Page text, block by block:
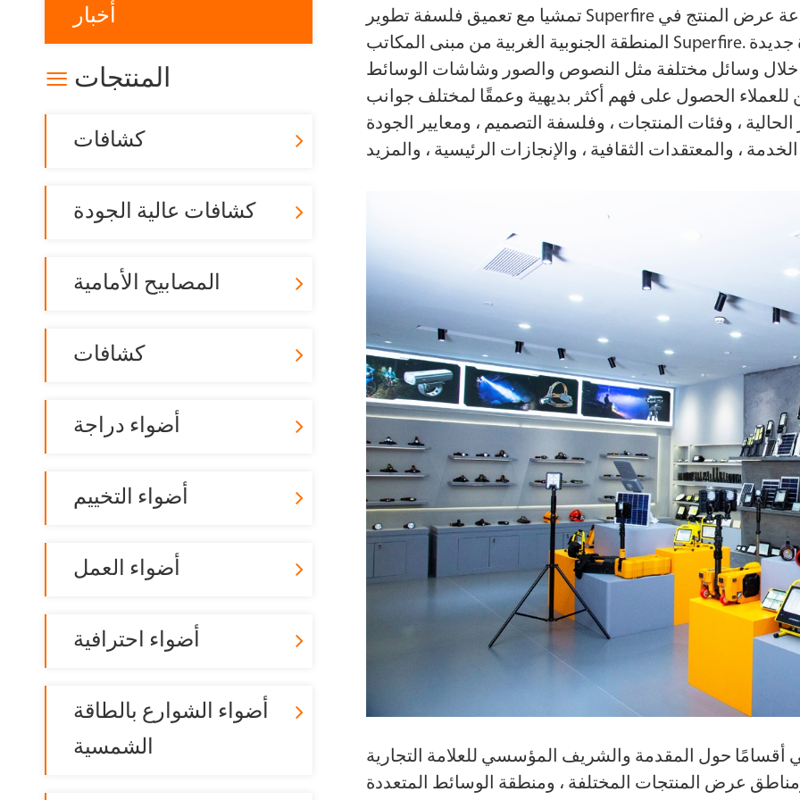
كشافات كشافات عالية الجودة المصابيح الأمامية
أضواء التخييم أضواء العمل أضواء احترافية
أخبار
 المنتجات
كشافات
كشافات عالية الجودة
المصابيح الأمامية
كشافات
أضواء دراجة
أضواء التخييم
أضواء العمل
أضواء احترافية
أضواء الشوارع بالطاقة
الشمسية
تمشيا مع تعميق فلسفة تطوير Superfire من "تتمحور حول المنتج" ، أنشأت الشركة قاعة عرض المنتج في
المنطقة الجنوبية الغربية من مبنى المكاتب Superfire. تفتح قاعة عرض المنتجات الخارقة النار نافذة جديدة
خلال وسائل مختلفة مثل النصوص والصور وشاشات الوسائط
الحصول على فهم أكثر بديهية وعمقًا لمختلف جوانب
الحالية ، وفئات المنتجات ، وفلسفة التصميم ، ومعايير الجودة
حول المقدمة والشريف المؤسسي للعلامة التجارية